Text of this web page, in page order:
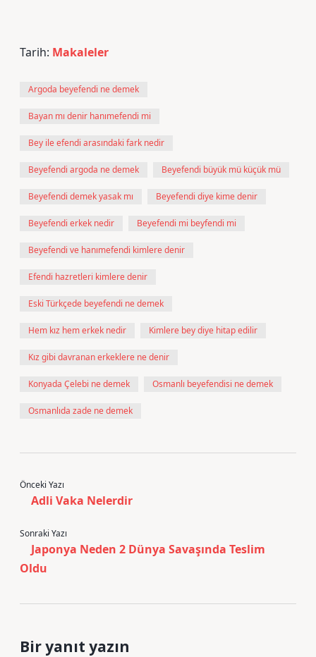
Tarih: Makaleler
Argoda beyefendi ne demek
Bayan mı denir hanımefendi mi
Bey ile efendi arasındaki fark nedir
Beyefendi argoda ne demek Beyefendi büyük mü küçük mü
Beyefendi demek yasak mı Beyefendi diye kime denir
Beyefendi erkek nedir Beyefendi mi beyfendi mi
Beyefendi ve hanımefendi kimlere denir
Efendi hazretleri kimlere denir
Eski Türkçede beyefendi ne demek
Hem kız hem erkek nedir Kimlere bey diye hitap edilir
Kız gibi davranan erkeklere ne denir
Konyada Çelebi ne demek Osmanlı beyefendisi ne demek
Osmanlıda zade ne demek
Önceki Yazı
Adli Vaka Nelerdir
Sonraki Yazı
Japonya Neden 2 Dünya Savaşında Teslim
Oldu
Bir yanıt yazın